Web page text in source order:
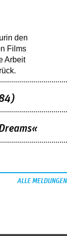
den
Films
Arbeit
ALLE MELDUNGEN